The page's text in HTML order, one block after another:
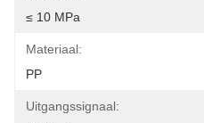
≤ 10 MPa
Materiaal:
PP
Uitgangssignaal: